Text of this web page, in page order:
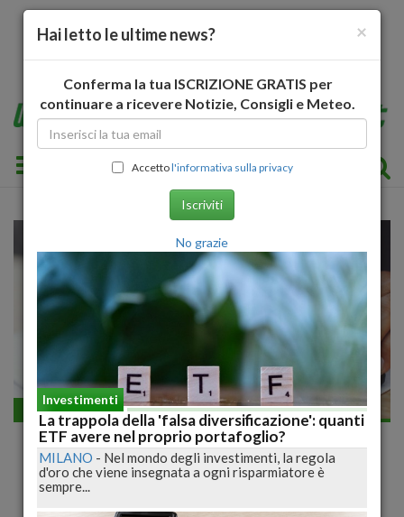
Toggle navigation
Imprese
Riforma Fiscale: Stralcio Automatico delle
Cartelle dopo 5 Anni e Stop al Contante per
Giochi Online
×
Hai letto le ultime news?
Conferma la tua ISCRIZIONE GRATIS per
continuare a ricevere Notizie, Consigli e Meteo.
Accettol'informativa sulla privacy
Iscriviti
No grazie
Investimenti
La trappola della 'falsa diversificazione': quanti
ETF avere nel proprio portafoglio?
MILANO - Nel mondo degli investimenti, la regola
d'oro che viene insegnata a ogni risparmiatore è
sempre...